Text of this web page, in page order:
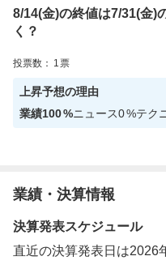
8/14(金)の終値は7/31(金)
く？
投票数： 1 票
上昇予想の理由
業績100%ニュース0%テク
業績・決算情報
決算発表スケジュール
直近の決算発表日は2026